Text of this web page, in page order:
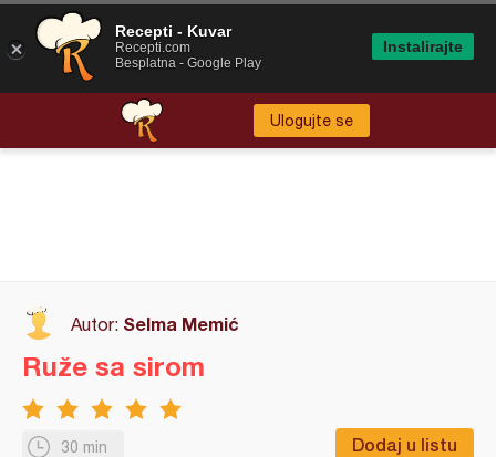
Ulogujte se
Autor: Selma Memić
30 min Dodaj u listu
Ruže sa sirom
Recepti - Kuvar
Recepti.com
Besplatna - Google Play
Instalirajte